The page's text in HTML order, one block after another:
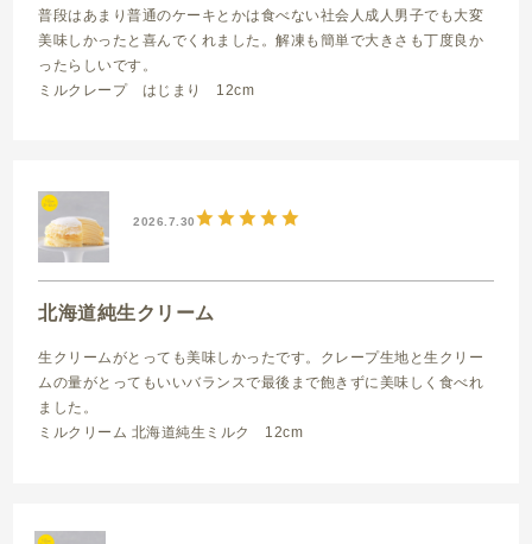
普段はあまり普通のケーキとかは食べない社会人成人男子でも大変
美味しかったと喜んでくれました。解凍も簡単で大きさも丁度良か
ったらしいです。
ミルクレープ はじまり 12cm
2026.7.30
北海道純生クリーム
生クリームがとっても美味しかったです。クレープ生地と生クリー
ムの量がとってもいいバランスで最後まで飽きずに美味しく食べれ
ました。
ミルクリーム 北海道純生ミルク 12cm